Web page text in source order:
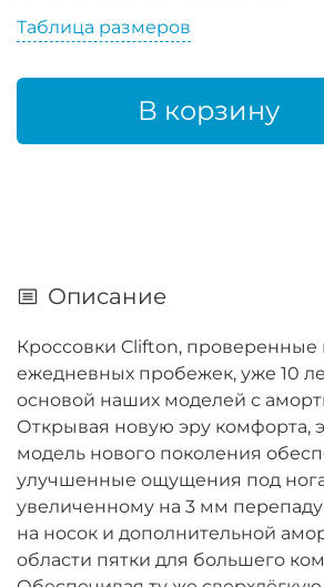
Таблица размеров
В корзину
Описание
Кроссовки Clifton,
ежедневных пробежек, уже 10
основой наших моделей с
Открывая новую эру комфорта,
модель нового поколения
улучшенные ощущения под
увеличенному на 3 мм
на носок и дополнительной
области пятки для большего